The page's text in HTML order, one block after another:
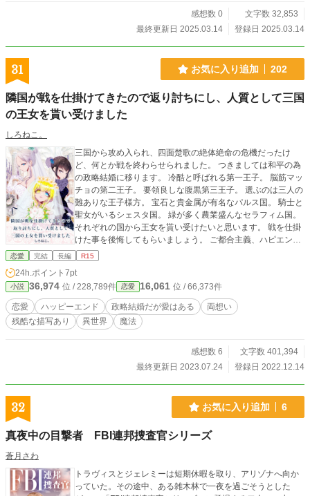
感想数 0
文字数 32,853
最終更新日 2025.03.14
登録日 2025.03.14
31 お気に入り追加 202
隣国が戦を仕掛けてきたので返り討ちにし、人質として三国
の王女を貰い受けました
しろねこ。
三国から攻め入られ、四面楚歌の絶体絶命の危機だったけ
ど、何とか戦を終わらせられました。 つきましては和平の為
の政略結婚に移ります。 冷酷と呼ばれる第一王子。 脳筋マッ
チョの第二王子。 要領良しな腹黒第三王子。 選ぶのは三人の
難ありな王子様方。 宝石と貴金属が有名なパルス国。 騎士と
聖女がいるシェスタ国。 緑が多く農業盛んなセラフィム国。
それぞれの国から王女を貰い受けたいと思います。 戦を仕掛
けた事を後悔してもらいましょう。 ご都合主義、ハピエン、
両片想い大好きな作者による作品です。 現在10万字以上とな
キャラにて、様々な作品を書いています。 作品によりキャラ
の性格、立場が違いますので、それぞれの差分をお楽しみ下
さい。 全員ではないですが、イメージイラストあります。 皆
様の心に残るような、そして自分の好みを詰め込んだ甘々な
作品を書いていきますので、よろしくお願い致します(*´ω｀*)
さんでも掲載中。
恋愛 完結 長編 R15
24h.ポイント 7pt
小説 36,974 位 / 228,789件 恋愛 16,061 位 / 66,373件
恋愛 ハッピーエンド 政略結婚だが愛はある
両想い
残酷な描写あり
異世界 魔法
感想数 6
文字数 401,394
最終更新日 2023.07.24
登録日 2022.12.14
32 お気に入り追加 6
真夜中の目撃者 FBI連邦捜査官シリーズ
蒼月さわ
トラヴィスとジェレミーは短期休暇を取り、アリゾナへ向か
っていた。その途中、ある雑木林で一夜を過ごそうとした